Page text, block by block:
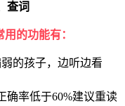
查词
的功能有：
的孩子，边听边看
确率低于60%建议重读